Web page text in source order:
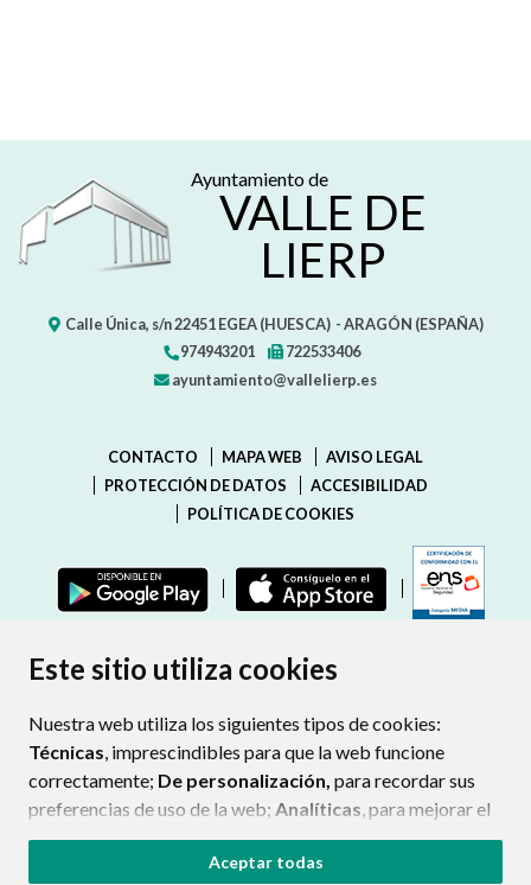
Este sitio utiliza cookies
Nuestra web utiliza los siguientes tipos de cookies:
Técnicas, imprescindibles para que la web funcione
correctamente; De personalización, para recordar sus
preferencias de uso de la web; Analíticas, para mejorar el
funcionamiento de la web y sus servicios.
Aceptar todas
Ayuntamiento de
VALLE DE
LIERP
Calle Única, s/n22451 EGEA (HUESCA) - ARAGÓN (ESPAÑA)
974943201
722533406
ayuntamiento@vallelierp.es
CONTACTO MAPA WEB
AVISO LEGAL
PROTECCIÓN DE DATOS
ACCESIBILIDAD
POLÍTICA DE COOKIES